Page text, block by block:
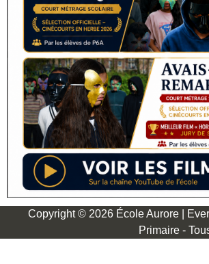
Copyright © 2026 École Aurore |
Primaire -